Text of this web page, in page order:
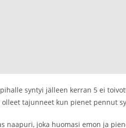
syntyi jälleen kerran 5 ei
tajunneet kun pienet pennut
naapuri, joka huomasi emon ja